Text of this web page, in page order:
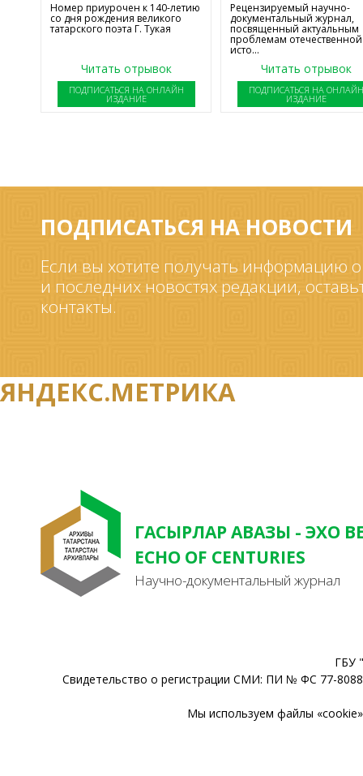
Номер приурочен к 140-летию
со дня рождения великого
татарского поэта Г. Тукая
Читать отрывок
ПОДПИСАТЬСЯ НА ОНЛАЙН
ИЗДАНИЕ
Рецензируемый научно-
документальный журнал,
посвященный актуальным
проблемам отечественной
исто...
Читать отрывок
ПОДПИСАТЬСЯ НА
ИЗДАНИЕ
ПОДПИСАТЬСЯ НА НОВОСТИ
Если вы хотите получать информацию
и последних новостях редакции,
контакты.
ЯНДЕКС.МЕТРИКА
ГАСЫРЛАР АВАЗЫ - ЭХО
ECHO OF CENTURIES
Научно-документальный журнал
ГБУ
Свидетельство о регистрации СМИ: ПИ № ФС 77-
Мы используем файлы «cookie»